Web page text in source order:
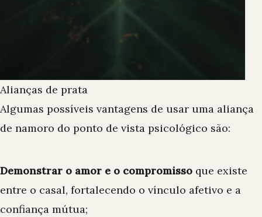
Alianças de prata
Algumas possíveis vantagens de usar uma aliança
de namoro do ponto de vista psicológico são:
Demonstrar o amor e o compromisso que existe
entre o casal, fortalecendo o vínculo afetivo e a
confiança mútua;